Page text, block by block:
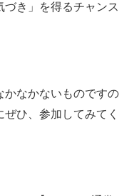
き」を得るチャンス
かなかないものですの
ひ、参加してみてく